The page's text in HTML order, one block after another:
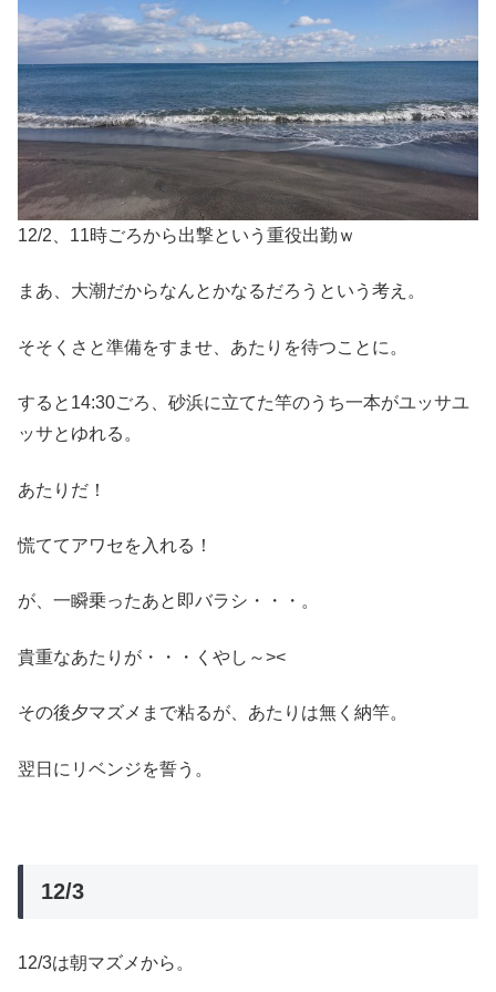
12/2、11時ごろから出撃という重役出勤ｗ
まあ、大潮だからなんとかなるだろうという考え。
そそくさと準備をすませ、あたりを待つことに。
すると14:30ごろ、砂浜に立てた竿のうち一本がユッサユ
ッサとゆれる。
あたりだ！
慌ててアワセを入れる！
が、一瞬乗ったあと即バラシ・・・。
貴重なあたりが・・・くやし～><
その後夕マズメまで粘るが、あたりは無く納竿。
翌日にリベンジを誓う。
12/3
12/3は朝マズメから。